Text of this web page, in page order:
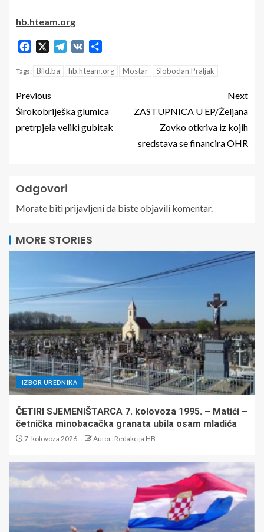
hb.hteam.org
Facebook Telegram
VK
Tags: Bild.ba hb.hteam.org Mostar Slobodan Praljak
Previous
Širokobriješka glumica
pretrpjela veliki gubitak
Next
ZASTUPNICA U EP/Željana
Zovko otkriva iz kojih
sredstava se financira OHR
Odgovori
Morate bitiprijavljenida biste objavili komentar.
MORE STORIES
IZBOR UREDNIKA
ČETIRI SJEMENIŠTARCA 7. kolovoza 1995. – Matići –
četnička minobacačka granata ubila osam mladića
7. kolovoza 2026. Autor: Redakcija HB